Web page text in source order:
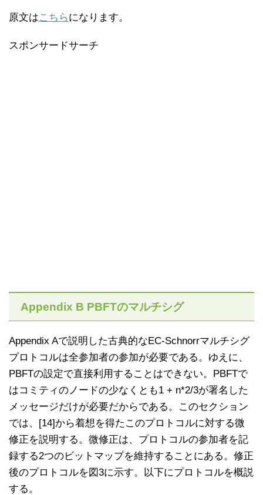
原文はこちらになります。
スポンサードサーチ
Appendix B PBFTのマルチシグ
Appendix Aで説明した古典的なEC-Schnorrマルチシグ
プロトコルは全参加者の参加が必要である。ゆえに、
PBFTの設定で直接利用することはできない。PBFTで
はコミティのノードの少なくとも1 + n*2/3が署名した
メッセージだけが必要だからである。このセクション
では、[14]から着想を得たこのプロトコルに対する微
修正を説明する。微修正は、プロトコルの参加者を記
録する2つのビットマップを維持することにある。修正
後のプロトコルを図3に示す。以下にプロトコルを概説
する。